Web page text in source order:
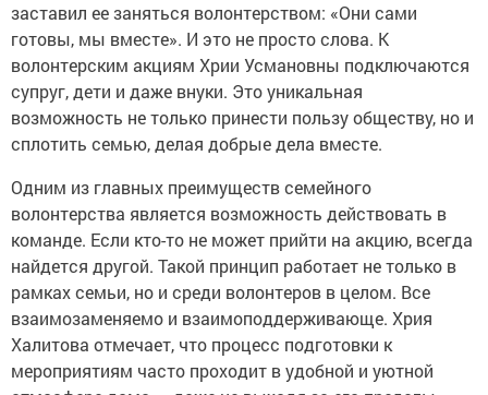
заставил ее заняться волонтерством: «Они сами
готовы, мы вместе». И это не просто слова. К
волонтерским акциям Хрии Усмановны подключаются
супруг, дети и даже внуки. Это уникальная
возможность не только принести пользу обществу, но и
сплотить семью, делая добрые дела вместе.
Одним из главных преимуществ семейного
волонтерства является возможность действовать в
команде. Если кто-то не может прийти на акцию, всегда
найдется другой. Такой принцип работает не только в
рамках семьи, но и среди волонтеров в целом. Все
взаимозаменяемо и взаимоподдерживающе. Хрия
Халитова отмечает, что процесс подготовки к
мероприятиям часто проходит в удобной и уютной